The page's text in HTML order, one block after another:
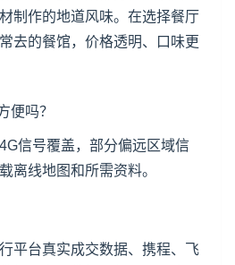
制作的地道风味。在选择餐厅
去的餐馆，价格透明、口味更
便吗？
信号覆盖，部分偏远区域信
离线地图和所需资料。
平台真实成交数据、携程、飞